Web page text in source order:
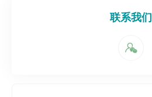
联系我们